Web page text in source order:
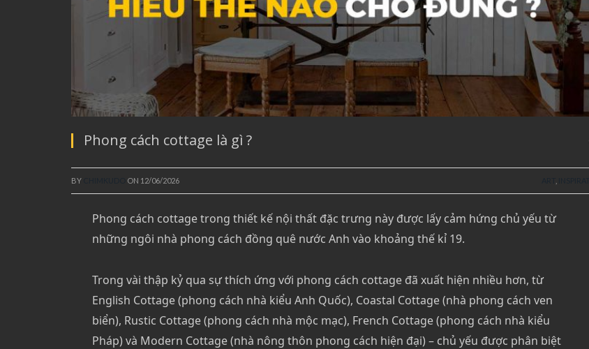
Phong cách cottage là gì ?
BY ON 12/06/2026
Phong cách cottage trong thiết kế nội thất đặc trưng này được lấy cảm hứng chủ yếu từ
những ngôi nhà phong cách đồng quê nước Anh vào khoảng thế kỉ 19.
Trong vài thập kỷ qua sự thích ứng với phong cách cottage đã xuất hiện nhiều hơn, từ
English Cottage (phong cách nhà kiểu Anh Quốc), Coastal Cottage (nhà phong cách ven
biển), Rustic Cottage (phong cách nhà mộc mạc), French Cottage (phong cách nhà kiểu
Pháp) và Modern Cottage (nhà nông thôn phong cách hiện đại) – chủ yếu được phân biệt